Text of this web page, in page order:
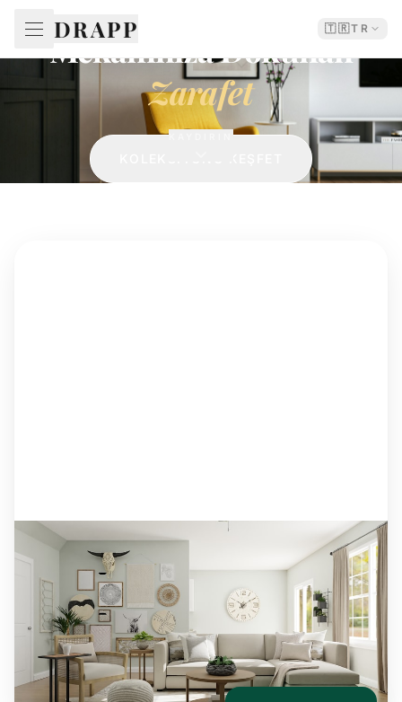
DRAPP 🇹🇷TR
Mekânınıza Dokunan
Zarafet